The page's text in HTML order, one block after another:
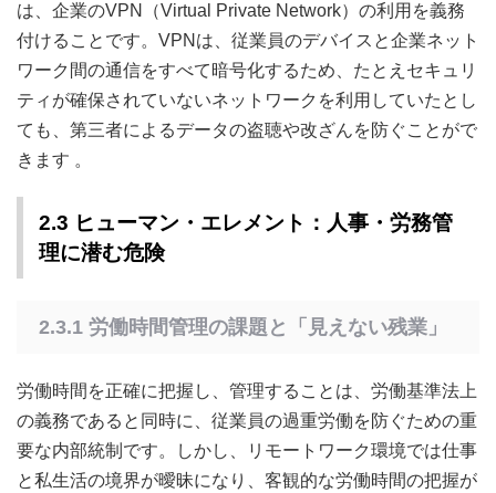
は、企業のVPN（Virtual Private Network）の利用を義務
付けることです。VPNは、従業員のデバイスと企業ネット
ワーク間の通信をすべて暗号化するため、たとえセキュリ
ティが確保されていないネットワークを利用していたとし
ても、第三者によるデータの盗聴や改ざんを防ぐことがで
きます 。
2.3 ヒューマン・エレメント：人事・労務管
理に潜む危険
2.3.1 労働時間管理の課題と「見えない残業」
労働時間を正確に把握し、管理することは、労働基準法上
の義務であると同時に、従業員の過重労働を防ぐための重
要な内部統制です。しかし、リモートワーク環境では仕事
と私生活の境界が曖昧になり、客観的な労働時間の把握が